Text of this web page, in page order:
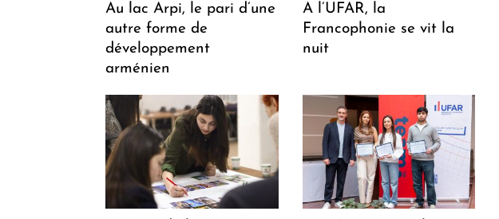
Au lac Arpi, le pari d’une
autre forme de
développement
arménien
A l’UFAR, la
Francophonie se vit la
nuit